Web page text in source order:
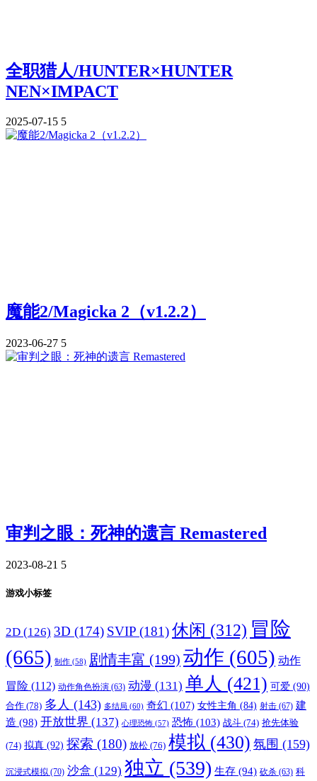
全职猎人/HUNTER×HUNTER
NEN×IMPACT
2025-07-15 5
魔能2/Magicka 2（v1.2.2）
2023-06-27 5
审判之眼：死神的遗言 Remastered
2023-08-21 5
游戏小标签
2D (126) 3D (174) SVIP (181)休闲 (312) 冒险
(665) 制作 (58) 剧情丰富 (199) 动作 (605) 动作
冒险 (112) 动作角色扮演 (63) 动漫 (131) 单人 (421) 可爱 (90)
合作 (78) 多人 (143) 多结局 (60) 奇幻 (107) 女性主角 (84) 射击 (67) 建
造 (98) 开放世界 (137) 心理恐怖 (57) 恐怖 (103) 战斗 (74) 抢先体验
(74) 拟真 (92) 探索 (180) 放松 (76) 模拟 (430) 氛围 (159)
沉浸式模拟 (70) 沙盒 (129) 独立 (539) 生存 (94) 砍杀 (63) 科